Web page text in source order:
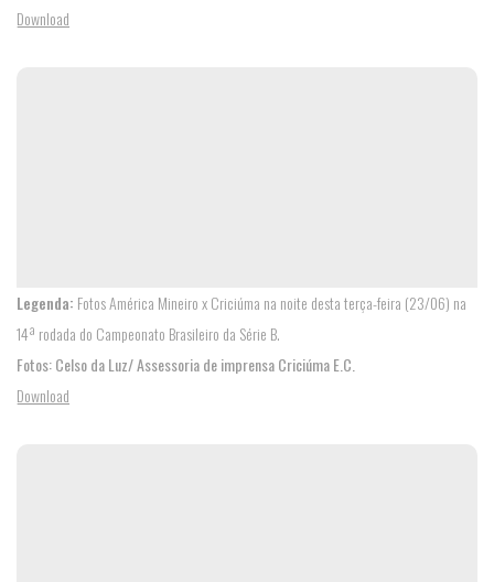
ELENCO
Download
Legenda: Fotos América Mineiro x Criciúma na noite desta terça-feira (23/06) na
14ª rodada do Campeonato Brasileiro da Série B.
Fotos: Celso da Luz/ Assessoria de imprensa Criciúma E.C.
Download